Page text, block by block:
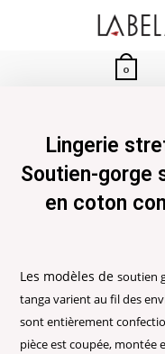
0
Lingerie
Soutien-gorge
en coton
Les modèles desoutien
tanga varient au fil des
sont entièrement
pièce est coupée, montée